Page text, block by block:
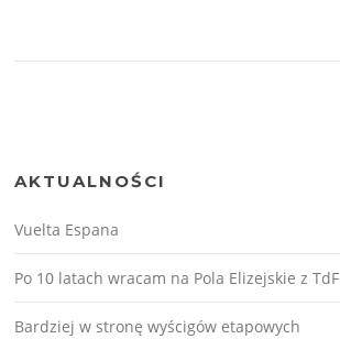
AKTUALNOŚCI
Vuelta Espana
Po 10 latach wracam na Pola Elizejskie z TdF
Bardziej w stronę wyścigów etapowych